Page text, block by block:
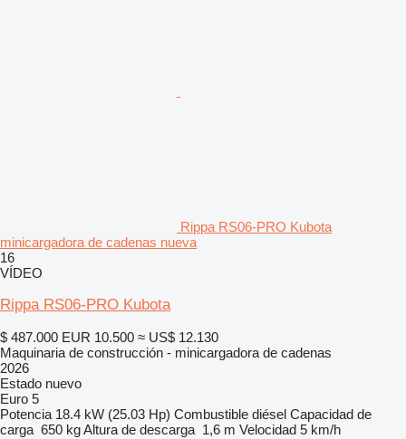
Rippa RS06-PRO Kubota
minicargadora de cadenas nueva
16
VÍDEO
Rippa RS06-PRO Kubota
$ 487.000 EUR 10.500 ≈ US$ 12.130
Maquinaria de construcción - minicargadora de cadenas
2026
Estado nuevo
Euro 5
Potencia 18.4 kW (25.03 Hp) Combustible diésel Capacidad de
carga 650 kgAltura de descarga 1,6 m Velocidad 5 km/h